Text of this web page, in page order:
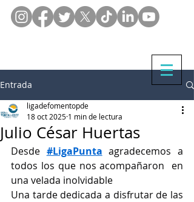
Entrada
Julio César Huertas
ligadefomentopde
18 oct 2025 1 min de lectura
Desde #LigaPunta agradecemos a
todos los que nos acompañaron  en
una velada inolvidable
Una tarde dedicada a disfrutar de las